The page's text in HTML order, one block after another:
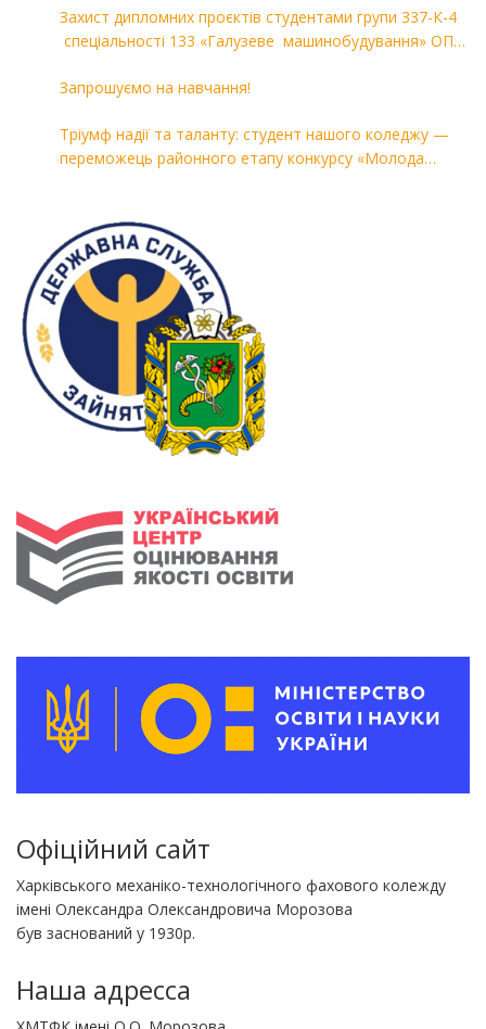
Захист дипломних проєктів студентами групи 337-К-4
спеціальності 133 «Галузеве машинобудування» ОПП
Запрошуємо на навчання!
Тріумф надії та таланту: студент нашого коледжу —
переможець районного етапу конкурсу «Молода
Офіційний сайт
Харківського механіко-технологічного фахового колежду
імені Олександра Олександровича Морозова
був заснований у 1930р.
Наша адресса